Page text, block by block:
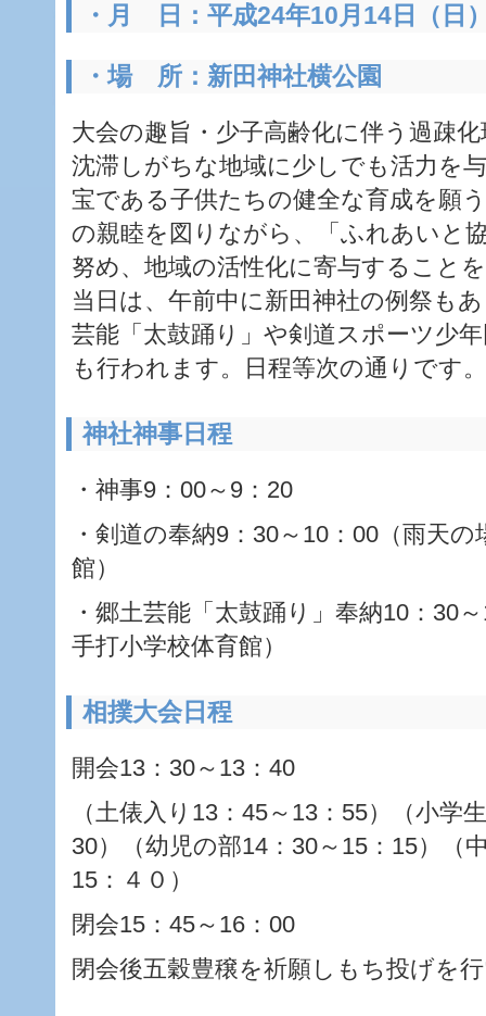
・月 日：平成24年10月14日（日
・場 所：新田神社横公園
大会の趣旨・少子高齢化に伴う過疎
沈滞しがちな地域に少しでも活力を
宝である子供たちの健全な育成を願
の親睦を図りながら、「ふれあいと
努め、地域の活性化に寄与すること
当日は、午前中に新田神社の例祭も
芸能「太鼓踊り」や剣道スポーツ少
も行われます。日程等次の通りです。
神社神事日程
・神事9：00～9：20
・剣道の奉納9：30～10：00（雨天
館）
・郷土芸能「太鼓踊り」奉納10：30
手打小学校体育館）
相撲大会日程
開会13：30～13：40
（土俵入り13：45～13：55）（小学
30）（幼児の部14：30～15：15）（
15：４０）
閉会15：45～16：00
閉会後五穀豊穣を祈願しもち投げを